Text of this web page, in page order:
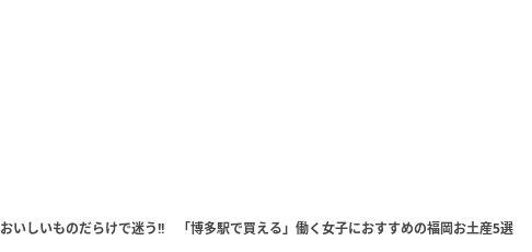
おいしいものだらけで迷う!! 「博多駅で買える」働く女子におすすめの福岡お土産5選